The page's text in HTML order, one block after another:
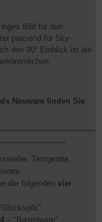
Bild für den
passend für Sky-
den 90° Einblick ist die
Neuware finden Sie
Testgeräte,
der folgenden vier
– "Bastelware"